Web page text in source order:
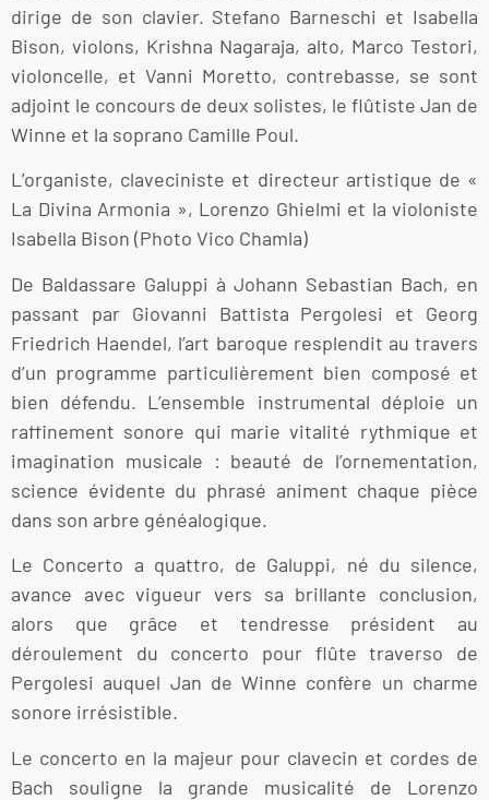
dirige de son clavier. Stefano Barneschi et Isabella
Bison, violons, Krishna Nagaraja, alto, Marco Testori,
violoncelle, et Vanni Moretto, contrebasse, se sont
adjoint le concours de deux solistes, le flûtiste Jan de
Winne et la soprano Camille Poul.
L’organiste, claveciniste et directeur artistique de «
La Divina Armonia », Lorenzo Ghielmi et la violoniste
Isabella Bison (Photo Vico Chamla)
De Baldassare Galuppi à Johann Sebastian Bach, en
passant par Giovanni Battista Pergolesi et Georg
Friedrich Haendel, l’art baroque resplendit au travers
d’un programme particulièrement bien composé et
bien défendu. L’ensemble instrumental déploie un
raffinement sonore qui marie vitalité rythmique et
imagination musicale : beauté de l’ornementation,
science évidente du phrasé animent chaque pièce
dans son arbre généalogique.
Le Concerto a quattro, de Galuppi, né du silence,
avance avec vigueur vers sa brillante conclusion,
alors que grâce et tendresse président au
déroulement du concerto pour flûte traverso de
Pergolesi auquel Jan de Winne confère un charme
sonore irrésistible.
Le concerto en la majeur pour clavecin et cordes de
Bach souligne la grande musicalité de Lorenzo